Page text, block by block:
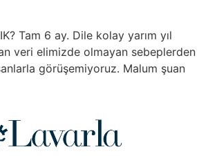
Tam 6 ay. Dile kolay yarım yıl
veri elimizde olmayan sebeplerden
görüşemiyoruz. Malum şuan